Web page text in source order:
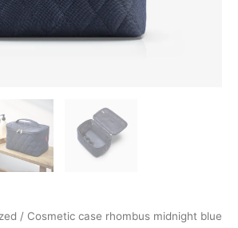
/ Cosmetic case rhombus midnight blue